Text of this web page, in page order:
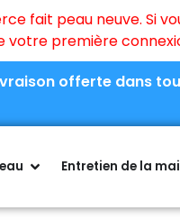
fait peau neuve. Si
votre première
offerte dans
Entretien de la